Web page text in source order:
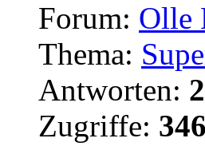
Forum: Olle
Thema:
Antworten: 2
Zugriffe: